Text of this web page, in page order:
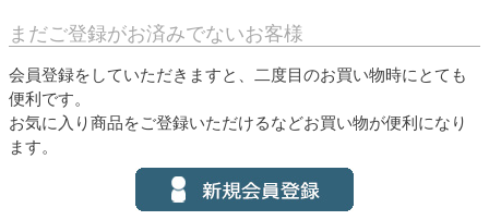
まだご登録がお済みでないお客様
会員登録をしていただきますと、二度目のお買い物時にとても
便利です。
お気に入り商品をご登録いただけるなどお買い物が便利になり
ます。